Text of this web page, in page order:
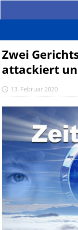
Zwei
attackiert
13. Februar 2020